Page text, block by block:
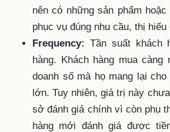
nên có những sản phẩm
phục vụ đúng nhu cầu, thị
Frequency: Tần suất khách
hàng. Khách hàng mua
doanh số mà họ mang lại cho
lớn. Tuy nhiên, giá trị này
sở đánh giá chính vì còn phụ
hàng mới đánh giá được